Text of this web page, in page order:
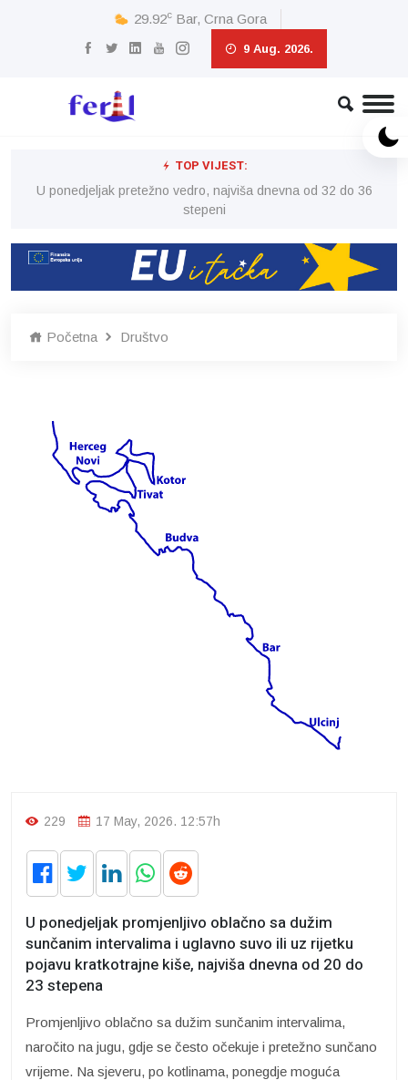
29.92c Bar, Crna Gora
9 Aug. 2026.
TOP VIJEST:
U ponedjeljak pretežno vedro, najviša dnevna od 32 do 36
stepeni
Početna Društvo
229 17 May, 2026. 12:57h
U ponedjeljak promjenljivo oblačno sa dužim
sunčanim intervalima i uglavno suvo ili uz rijetku
pojavu kratkotrajne kiše, najviša dnevna od 20 do
23 stepena
Promjenljivo oblačno sa dužim sunčanim intervalima,
naročito na jugu, gdje se često očekuje i pretežno sunčano
vrijeme. Na sjeveru, po kotlinama, ponegdje moguća